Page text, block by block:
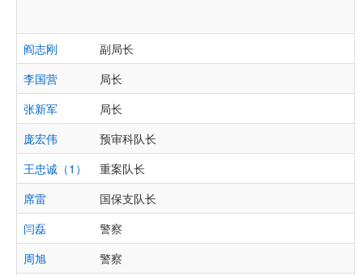
阎志刚
副局长
李国营
局长
张新军
局长
庞宏伟
预审科队长
王忠诚（1）
重案队长
席雷
国保支队长
闫磊
警察
周旭
警察